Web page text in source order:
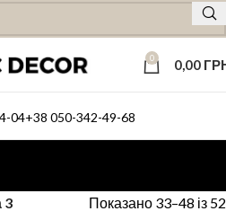
0 0,00
04+38 050-342-49-68
3 Показано 33–48 із 52